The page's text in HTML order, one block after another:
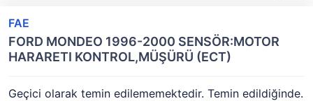
FAE
FORD MONDEO 1996-2000 SENSÖR:MOTOR
HARARETI KONTROL,MÜŞÜRÜ (ECT)
Geçici olarak temin edilememektedir. Temin edildiğinde.